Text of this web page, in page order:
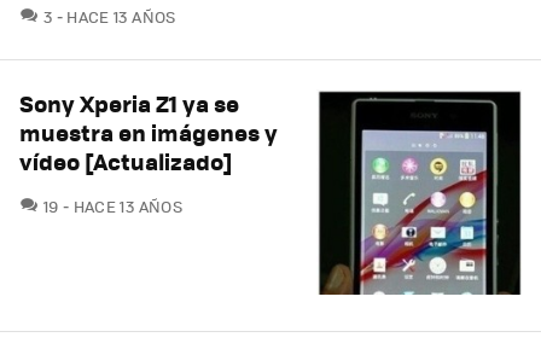
3 COMENTARIOS
HACE 13 AÑOS
Sony Xperia Z1 ya se
muestra en imágenes y
vídeo [Actualizado]
19 COMENTARIOS
HACE 13 AÑOS